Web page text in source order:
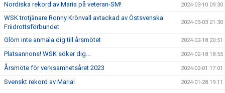
Nordiska rekord av Maria på veteran-SM! 2024-03-10 09:30
WSK trotjänare Ronny Krönvall avtackad av Östsvenska
Friidrottsförbundet
2024-03-03 21:30
Glöm inte anmäla dig till årsmötet 2024-02-18 20:51
Platsannons! WSK söker dig... 2024-02-18 18:55
Årsmöte för verksamhetsåret 2023 2024-02-01 17:01
Svenskt rekord av Maria! 2024-01-28 19:11